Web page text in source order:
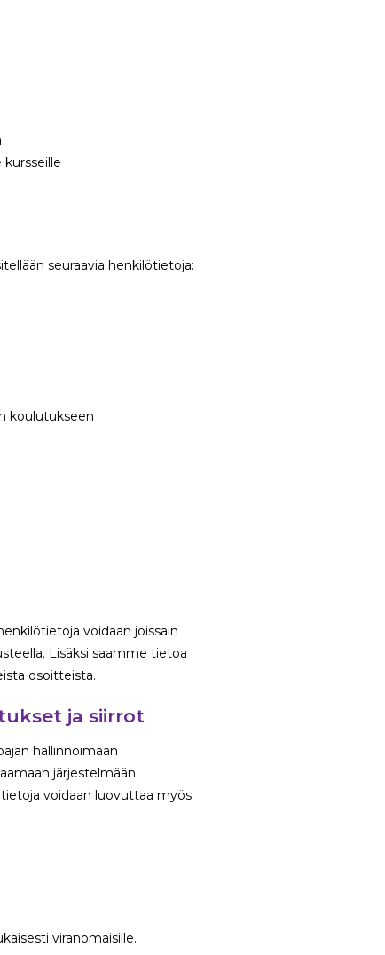
seuraavia henkilötietoja:
koulutukseen
voidaan joissain
Lisäksi saamme tietoa
osoitteista.
ja siirrot
hallinnoimaan
järjestelmään
voidaan luovuttaa myös
viranomaisille.